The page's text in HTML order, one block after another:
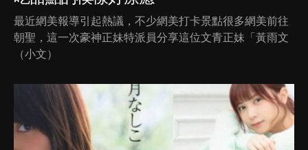
最近網美報導引起熱議，不少網美打卡景點很多網美前往
朝聖，這一次豪神正妹特派員分享這位文青正妹「黃雨文
（小文）